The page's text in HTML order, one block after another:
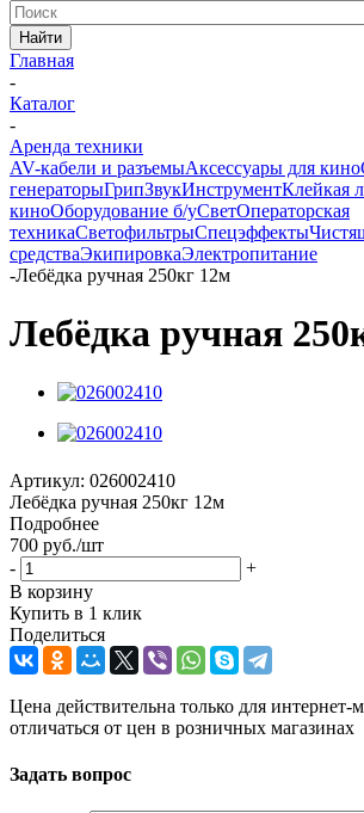
Найти
Главная
-
Каталог
-
Аренда техники
AV-кабели и разъемыАксессуары для кино
генераторыГрипЗвукИнструментКлейкая
киноОборудование б/уСветОператорская
техникаСветофильтрыСпецэффекты
средстваЭкипировкаЭлектропитание
-Лебёдка ручная 250кг 12м
Лебёдка ручная
Артикул: 026002410
Лебёдка ручная 250кг 12м
Подробнее
700 руб./шт
-
+
В корзину
Купить в 1 клик
Поделиться
Цена действительна только для интернет-
отличаться от цен в розничных магазинах
Задать вопрос